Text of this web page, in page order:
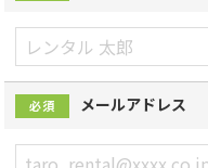
必須 メールアドレス